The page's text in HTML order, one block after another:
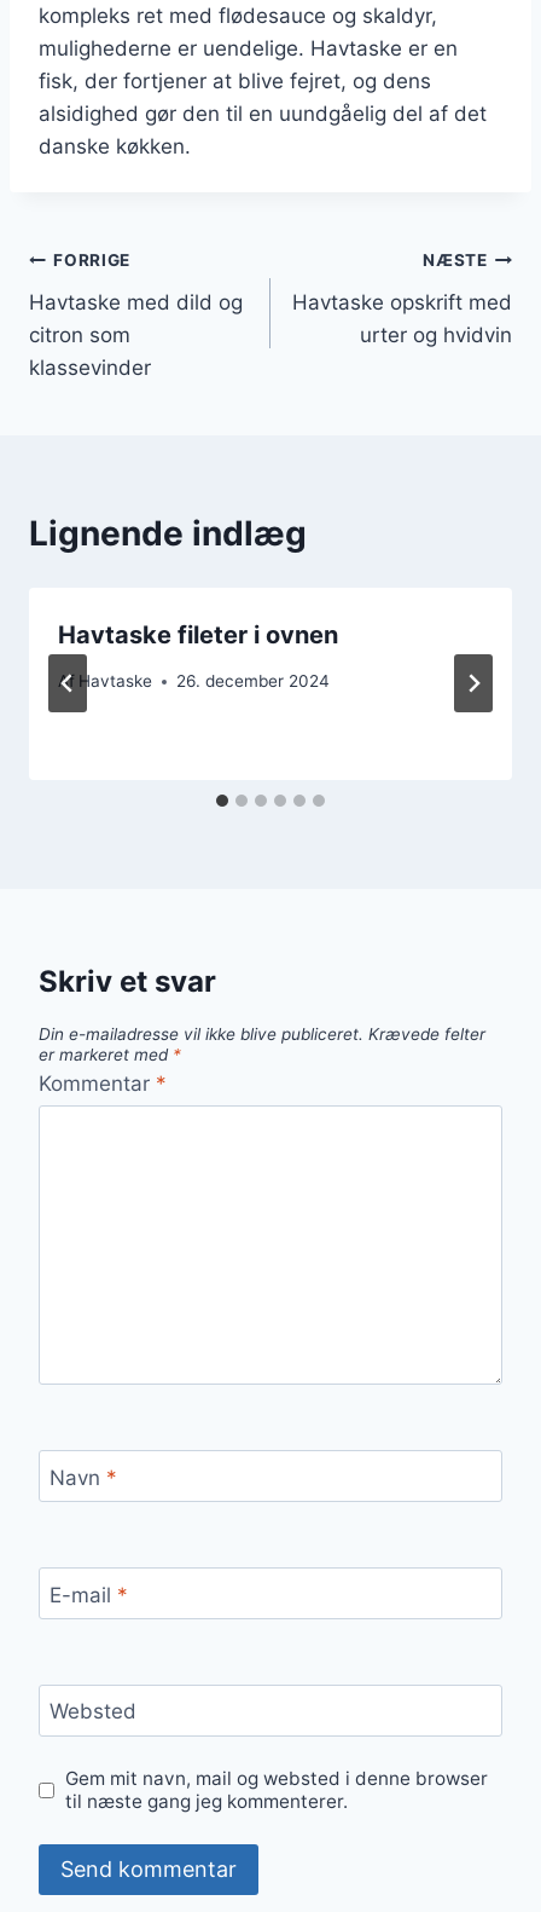
kompleks ret med flødesauce og skaldyr,
mulighederne er uendelige. Havtaske er en
fisk, der fortjener at blive fejret, og dens
alsidighed gør den til en uundgåelig del af det
danske køkken.
Indlægsnavigation
FORRIGE
Havtaske med dild og
citron som
klassevinder
NÆSTE
Havtaske opskrift med
urter og hvidvin
Lignende indlæg
Havtaske fileter i ovnen
Af Havtaske 26. december 2024
Skriv et svar
Din e-mailadresse vil ikke blive publiceret. Krævede felter
er markeret med *
Kommentar *
Navn *
E-mail *
Websted
Gem mit navn, mail og websted i denne browser
til næste gang jeg kommenterer.